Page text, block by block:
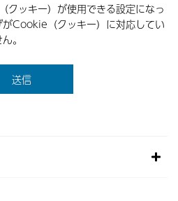
クッキー）が使用できる設定になっ
Cookie（クッキー）に対応してい
。